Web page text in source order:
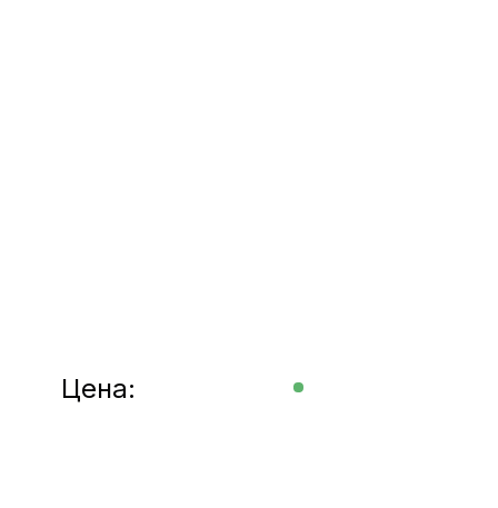
Цена: